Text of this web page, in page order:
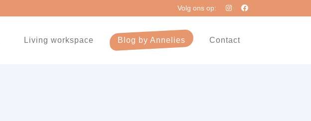
Volg ons op:
Living workspace Blog by Annelies Contact